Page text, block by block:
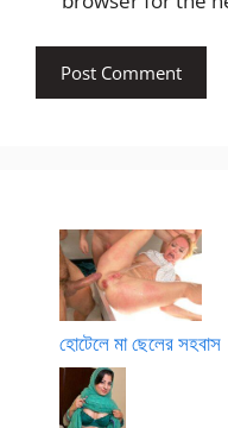
হোটেলে মা ছেলের সহবাস